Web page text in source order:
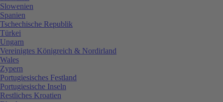
Slowenien
Spanien
Tschechische Republik
Türkei
Ungarn
Vereinigtes Königreich & Nordirland
Wales
Zypern
Portugiesisches Festland
Portugiesische Inseln
Restliches Kroatien